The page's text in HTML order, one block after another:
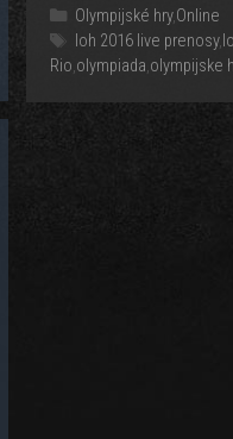
Kategórie
Olympijské hry,Online
Značky
loh 2016 live prenosy,
Rio,olympiada,olympijske